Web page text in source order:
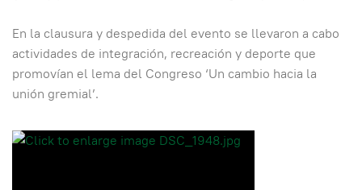
En la clausura y despedida del evento se llevaron a cabo
actividades de integración, recreación y deporte que
promovían el lema del Congreso ‘Un cambio hacia la
unión gremial’.